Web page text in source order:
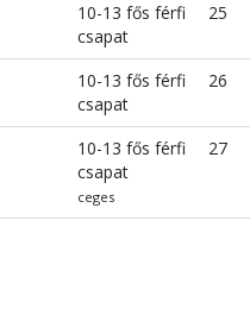
10-13 fős férfi
csapat
25
10-13 fős férfi
csapat
26
10-13 fős férfi
csapat
ceges
27